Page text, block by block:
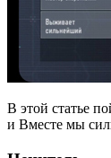
В этой статье
и Вместе мы